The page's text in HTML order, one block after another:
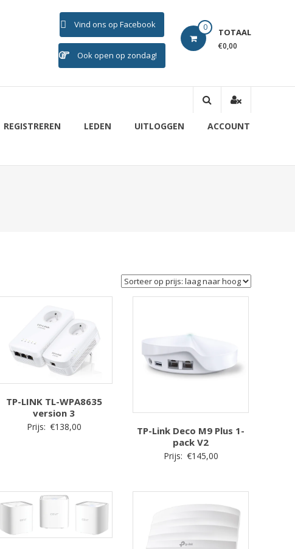
0 TOTAAL
€0,00
Vind ons op Facebook
Ook open op zondag!
REGISTREREN LEDEN UITLOGGEN ACCOUNT
TP-LINK TL-WPA8635
version 3
Prijs: €138,00
TP-Link Deco M9 Plus 1-
pack V2
Prijs: €145,00